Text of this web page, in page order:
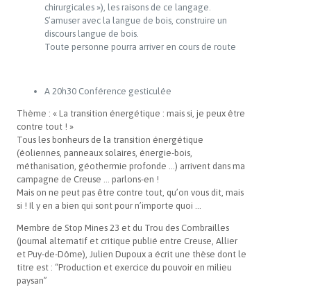
chirurgicales »), les raisons de ce langage.
S’amuser avec la langue de bois, construire un
discours langue de bois.
Toute personne pourra arriver en cours de route
A 20h30 Conférence gesticulée
Thème : « La transition énergétique : mais si, je peux être
contre tout ! »
Tous les bonheurs de la transition énergétique
(éoliennes, panneaux solaires, énergie-bois,
méthanisation, géothermie profonde …) arrivent dans ma
campagne de Creuse … parlons-en !
Mais on ne peut pas être contre tout, qu’on vous dit, mais
si ! Il y en a bien qui sont pour n’importe quoi …
Membre de Stop Mines 23 et du Trou des Combrailles
(journal alternatif et critique publié entre Creuse, Allier
et Puy-de-Dôme), Julien Dupoux a écrit une thèse dont le
titre est : “Production et exercice du pouvoir en milieu
paysan”